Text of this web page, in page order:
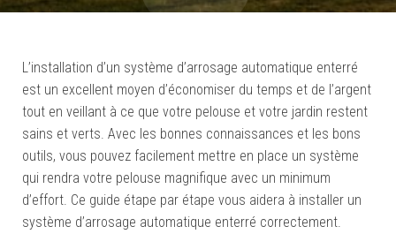
L’installation d’un système d’arrosage automatique enterré
est un excellent moyen d’économiser du temps et de l’argent
tout en veillant à ce que votre pelouse et votre jardin restent
sains et verts. Avec les bonnes connaissances et les bons
outils, vous pouvez facilement mettre en place un système
qui rendra votre pelouse magnifique avec un minimum
d’effort. Ce guide étape par étape vous aidera à installer un
système d’arrosage automatique enterré correctement.